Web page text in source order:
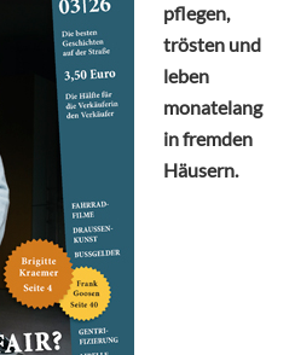
pflegen,
trösten und
leben
monatelang
in fremden
Häusern.